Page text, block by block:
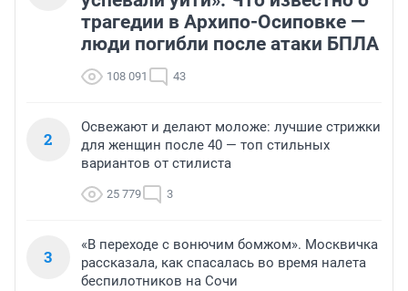
трагедии в Архипо-Осиповке —
люди погибли после атаки БПЛА
108 091 43
2
Освежают и делают моложе: лучшие стрижки
для женщин после 40 — топ стильных
вариантов от стилиста
25 779 3
3
«В переходе с вонючим бомжом». Москвичка
рассказала, как спасалась во время налета
беспилотников на Сочи